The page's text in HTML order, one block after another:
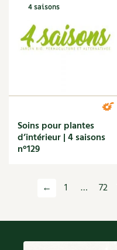
4 saisons
Soins pour plantes
d’intérieur | 4 saisons
n°129
← 1 … 72